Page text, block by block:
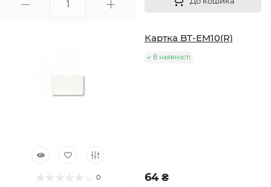
0
Картка BT-EM10(R)
В наявності
64 ₴